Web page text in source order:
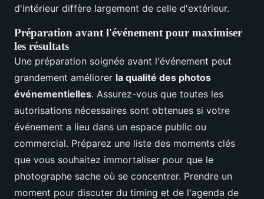
d'intérieur diffère largement de celle d'extérieur.
Préparation avant l'événement pour maximiser
les résultats
Une préparation soignée avant l'événement peut
grandement améliorer la qualité des photos
événementielles. Assurez-vous que toutes les
autorisations nécessaires sont obtenues si votre
événement a lieu dans un espace public ou
commercial. Préparez une liste des moments clés
que vous souhaitez immortaliser pour que le
photographe sache où se concentrer. Prendre un
moment pour discuter du timing et de l'agenda de